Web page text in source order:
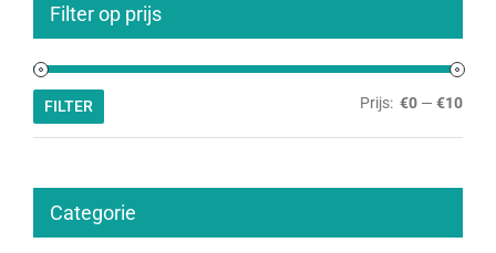
Filter op prijs
Min.
Max.
FILTER Prijs: €0 — €10
Categorie